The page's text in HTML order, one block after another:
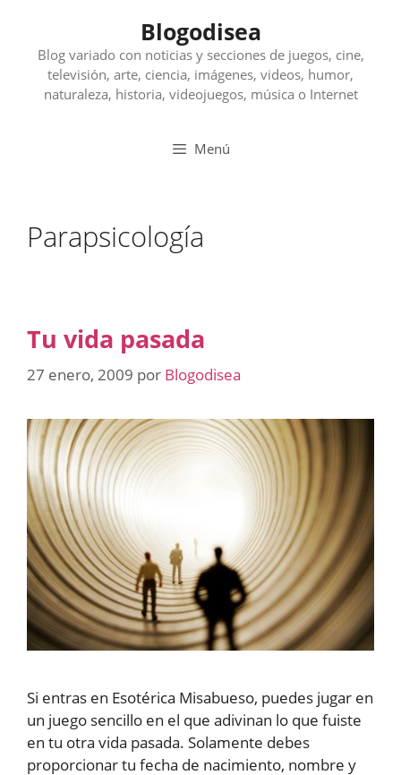
contenido
Blogodisea
Blog variado con noticias y secciones de juegos, cine,
televisión, arte, ciencia, imágenes, videos, humor,
naturaleza, historia, videojuegos, música o Internet
Menú
Parapsicología
Tu vida pasada
27 enero, 2009 por Blogodisea
Si entras en Esotérica Misabueso, puedes jugar en
un juego sencillo en el que adivinan lo que fuiste
en tu otra vida pasada. Solamente debes
proporcionar tu fecha de nacimiento, nombre y